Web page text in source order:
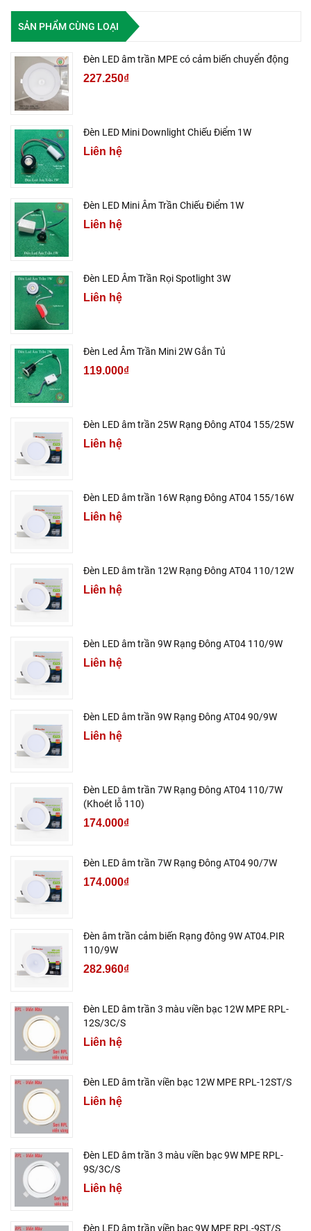
SẢN PHẨM CÙNG LOẠI
Đèn LED âm trần MPE có cảm biến chuyển động
227.250₫
Đèn LED Mini Downlight Chiếu Điểm 1W
Liên hệ
Đèn LED Mini Âm Trần Chiếu Điểm 1W
Liên hệ
Đèn LED Âm Trần Rọi Spotlight 3W
Liên hệ
Đèn Led Âm Trần Mini 2W Gắn Tủ
119.000₫
Đèn LED âm trần 25W Rạng Đông AT04 155/25W
Liên hệ
Đèn LED âm trần 16W Rạng Đông AT04 155/16W
Liên hệ
Đèn LED âm trần 12W Rạng Đông AT04 110/12W
Liên hệ
Đèn LED âm trần 9W Rạng Đông AT04 110/9W
Liên hệ
Đèn LED âm trần 9W Rạng Đông AT04 90/9W
Liên hệ
Đèn LED âm trần 7W Rạng Đông AT04 110/7W
(Khoét lỗ 110)
174.000₫
Đèn LED âm trần 7W Rạng Đông AT04 90/7W
174.000₫
Đèn âm trần cảm biến Rạng đông 9W AT04.PIR
110/9W
282.960₫
Đèn LED âm trần 3 màu viền bạc 12W MPE RPL-
12S/3C/S
Liên hệ
Đèn LED âm trần viền bạc 12W MPE RPL-12ST/S
Liên hệ
Đèn LED âm trần 3 màu viền bạc 9W MPE RPL-
9S/3C/S
Liên hệ
Đèn LED âm trần viền bạc 9W MPE RPL-9ST/S